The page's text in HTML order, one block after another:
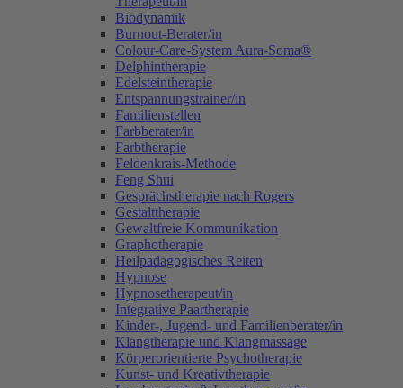
Biodynamik
Burnout-Berater/in
Colour-Care-System Aura-Soma®
Delphintherapie
Edelsteintherapie
Entspannungstrainer/in
Familienstellen
Farbberater/in
Farbtherapie
Feldenkrais-Methode
Feng Shui
Gesprächstherapie nach Rogers
Gestalttherapie
Gewaltfreie Kommunikation
Graphotherapie
Heilpädagogisches Reiten
Hypnose
Hypnosetherapeut/in
Integrative Paartherapie
Kinder-, Jugend- und Familienberater/in
Klangtherapie und Klangmassage
Körperorientierte Psychotherapie
Kunst- und Kreativtherapie